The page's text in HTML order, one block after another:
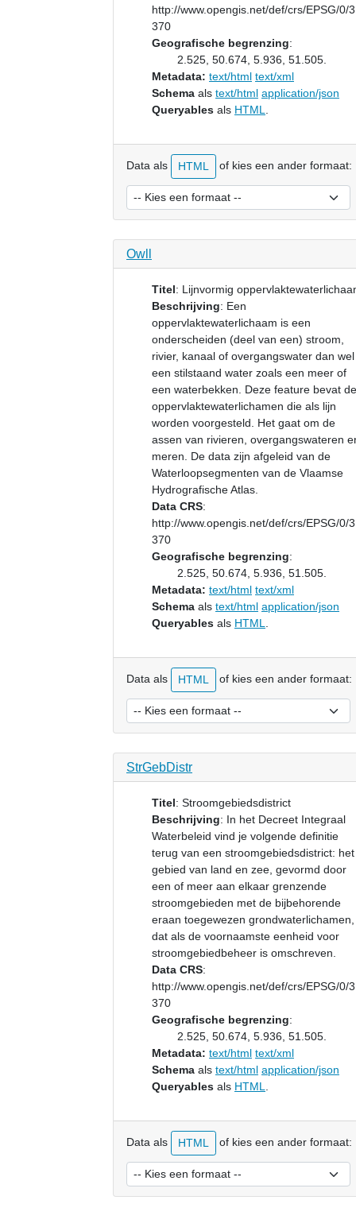
http://www.opengis.net/def/crs/EPSG/0/
370
Geografische begrenzing:
2.525, 50.674, 5.936, 51.505.
Metadata: text/html text/xml
Schema als text/html application/json
Queryables als HTML
Data als HTML of kies een ander formaat:
Owll
Titel: Lijnvormig
Beschrijving: Een
oppervlaktewaterlichaam is een
onderscheiden (deel van een) stroom,
rivier, kanaal of overgangswater dan wel
een stilstaand water zoals een meer of
een waterbekken. Deze feature bevat de
oppervlaktewaterlichamen die als lijn
worden voorgesteld. Het gaat om de
assen van rivieren, overgangswateren
meren. De data zijn afgeleid van de
Waterloopsegmenten van de Vlaamse
Hydrografische Atlas.
Data CRS:
http://www.opengis.net/def/crs/EPSG/0/
370
Geografische begrenzing:
2.525, 50.674, 5.936, 51.505.
Metadata: text/html text/xml
Schema als text/html application/json
Queryables als HTML
Data als HTML of kies een ander formaat:
StrGebDistr
Titel: Stroomgebiedsdistrict
Beschrijving: In het Decreet Integraal
Waterbeleid vind je volgende definitie
terug van een stroomgebiedsdistrict: het
gebied van land en zee, gevormd door
een of meer aan elkaar grenzende
stroomgebieden met de bijbehorende
eraan toegewezen grondwaterlichamen,
dat als de voornaamste eenheid voor
stroomgebiedbeheer is omschreven.
Data CRS:
http://www.opengis.net/def/crs/EPSG/0/
370
Geografische begrenzing:
2.525, 50.674, 5.936, 51.505.
Metadata: text/html text/xml
Schema als text/html application/json
Queryables als HTML
Data als HTML of kies een ander formaat: